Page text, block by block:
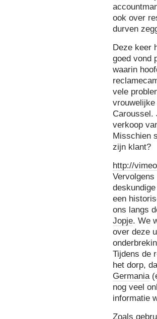
ook over
durven
Deze keer
goed vond
waarin
vele
Caroussel.
verkoop
Misschien
zijn klant?
http://
een
ons langs
Jopje. We
over deze
Tijdens de
het dorp,
Germania
nog veel
informatie
Zoals